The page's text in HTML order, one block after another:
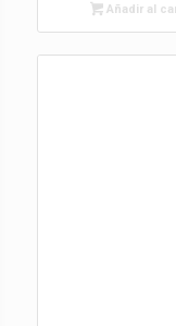
Añadir al